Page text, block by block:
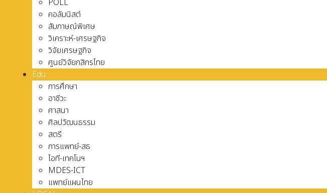
POLL
คอลัมนิสต์
สัมภาษณ์พิเศษ
วิเคราะห์-เศรษฐกิจ
วิจัยเศรษฐกิจ
ศูนย์วิจัยกสิกรไทย
Edu
การศึกษา
อาชีวะ
ศาสนา
ศิลปวัฒนธรรม
สตรี
การแพทย์-สธ
ไอที-เทคโนฯ
MDES-ICT
แพทย์แผนไทย